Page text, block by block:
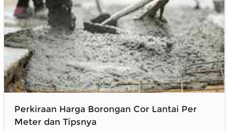
Perkiraan Harga Borongan Cor Lantai Per
Meter dan Tipsnya